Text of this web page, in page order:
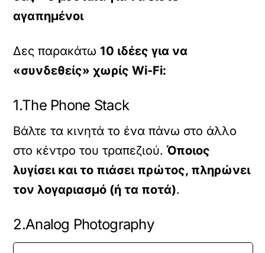
αγαπημένοι
Δες παρακάτω 10 ιδέες για να
«συνδεθείς» χωρίς Wi-Fi:
1.The Phone Stack
Βάλτε τα κινητά το ένα πάνω στο άλλο
στο κέντρο του τραπεζιού.Όποιος
λυγίσει και το πιάσει πρώτος, πληρώνει
τον λογαριασμό (ή τα ποτά).
2.Analog Photography